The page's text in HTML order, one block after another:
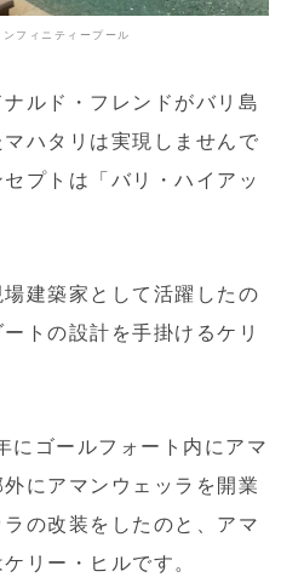
フィニティープール
ルド・フレンドがバリ島
ハタリは実現しませんで
プトは「バリ・ハイアッ
建築家として活躍したの
トの設計を手掛けるケリ
にゴールフォート内にアマ
にアマンウェッラを開業
の改装をしたのと、アマ
リー・ヒルです。